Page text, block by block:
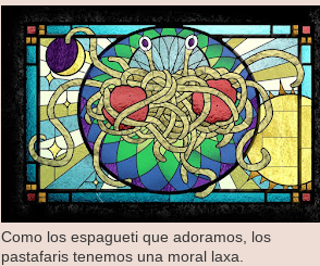
Como los espagueti que adoramos, los
pastafaris tenemos una moral laxa.